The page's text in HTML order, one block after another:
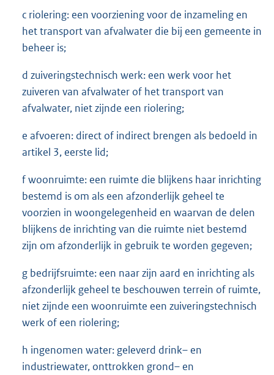
c riolering: een voorziening voor de inzameling en
het transport van afvalwater die bij een gemeente in
beheer is;
d zuiveringstechnisch werk: een werk voor het
zuiveren van afvalwater of het transport van
afvalwater, niet zijnde een riolering;
e afvoeren: direct of indirect brengen als bedoeld in
artikel 3, eerste lid;
f woonruimte: een ruimte die blijkens haar inrichting
bestemd is om als een afzonderlijk geheel te
voorzien in woongelegenheid en waarvan de delen
blijkens de inrichting van die ruimte niet bestemd
zijn om afzonderlijk in gebruik te worden gegeven;
g bedrijfsruimte: een naar zijn aard en inrichting als
afzonderlijk geheel te beschouwen terrein of ruimte,
niet zijnde een woonruimte een zuiveringstechnisch
werk of een riolering;
h ingenomen water: geleverd drink– en
industriewater, onttrokken grond– en